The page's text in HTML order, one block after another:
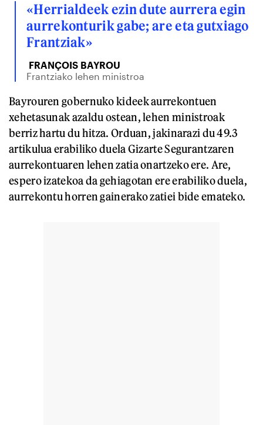
«Herrialdeek ezin dute aurrera egin
aurrekonturik gabe; are eta gutxiago
Frantziak»
FRANÇOIS BAYROU
Frantziako lehen ministroa
Bayrouren gobernuko kideek aurrekontuen
xehetasunak azaldu ostean, lehen ministroak
berriz hartu du hitza. Orduan, jakinarazi du 49.3
artikulua erabiliko duela Gizarte Segurantzaren
aurrekontuaren lehen zatia onartzeko ere. Are,
espero izatekoa da gehiagotan ere erabiliko duela,
aurrekontu horren gainerako zatiei bide emateko.